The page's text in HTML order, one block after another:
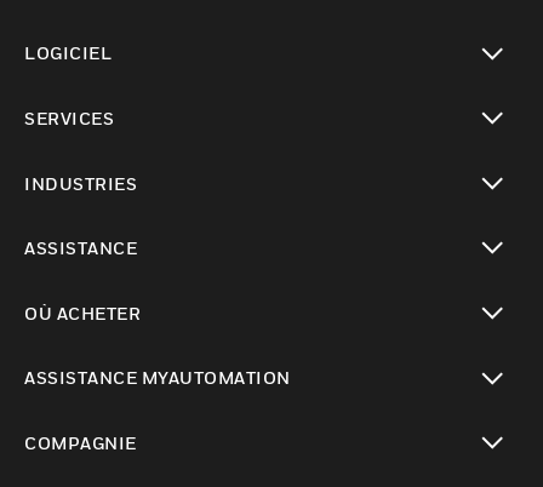
LOGICIEL
SERVICES
INDUSTRIES
ASSISTANCE
OÙ ACHETER
ASSISTANCE MYAUTOMATION
COMPAGNIE